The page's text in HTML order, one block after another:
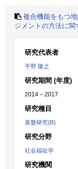
複合機能をもつ
ジメントの方法に関
研究代表者
平野 隆之
研究期間 (年度)
2014 – 2017
研究種目
基盤研究(B)
研究分野
社会福祉学
研究機関